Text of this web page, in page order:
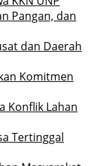
Pangan, dan
dan Daerah
Komitmen
Konflik Lahan
Tertinggal